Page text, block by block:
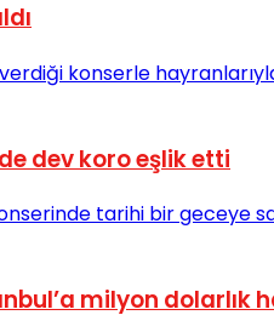
dev koro eşlik etti
milyon dolarlık